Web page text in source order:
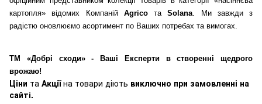
картопля» відомих Компаній AgricoтаSolana. Ми завжди з
радістю оновлюємо асортимент по Ваших потребах та вимогах.
ТМ «Добрі сходи» - Ваші Експерти в створенні щедрого
врожаю!
Ціни та Акціїна товари діють виключно при замовленні на
сайті.